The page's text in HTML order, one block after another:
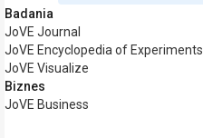
Badania
JoVE Journal
JoVE Encyclopedia of Experiments
JoVE Visualize
Biznes
JoVE Business